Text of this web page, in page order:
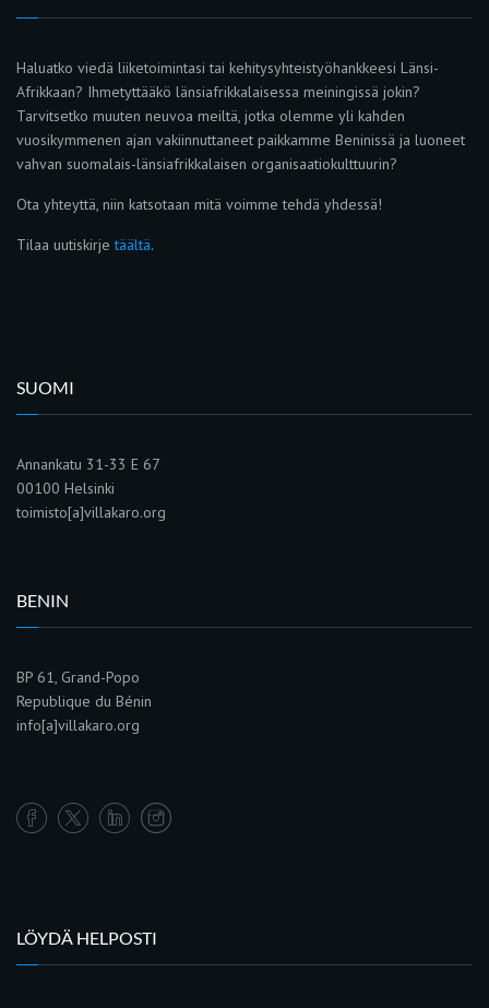
Haluatko viedä liiketoimintasi tai kehitysyhteistyöhankkeesi Länsi-
Afrikkaan? Ihmetyttääkö länsiafrikkalaisessa meiningissä jokin?
Tarvitsetko muuten neuvoa meiltä, jotka olemme yli kahden
vuosikymmenen ajan vakiinnuttaneet paikkamme Beninissä ja luoneet
vahvan suomalais-länsiafrikkalaisen organisaatiokulttuurin?
Ota yhteyttä, niin katsotaan mitä voimme tehdä yhdessä!
Tilaa uutiskirjetäältä.
SUOMI
Annankatu 31-33 E 67
00100 Helsinki
toimisto[a]villakaro.org
BENIN
BP 61, Grand-Popo
Republique du Bénin
info[a]villakaro.org
LÖYDÄ HELPOSTI